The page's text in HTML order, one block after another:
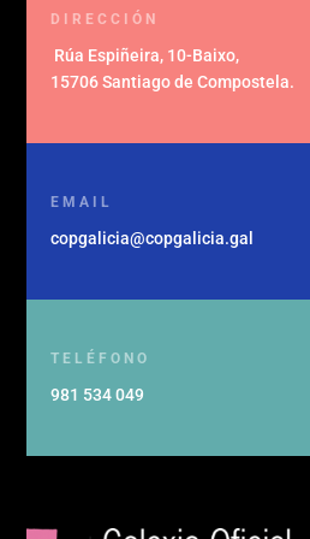
DIRECCIÓN
Rúa Espiñeira, 10-Baixo,
15706 Santiago de Compostela.
EMAIL
copgalicia@copgalicia.gal
TELÉFONO
981 534 049